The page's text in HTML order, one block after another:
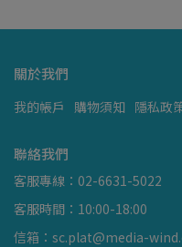
關於我們
我的帳戶 購物須知 隱私政
聯絡我們
客服專線：02-6631-5022
客服時間：10:00-18:00
信箱：sc.plat@media-